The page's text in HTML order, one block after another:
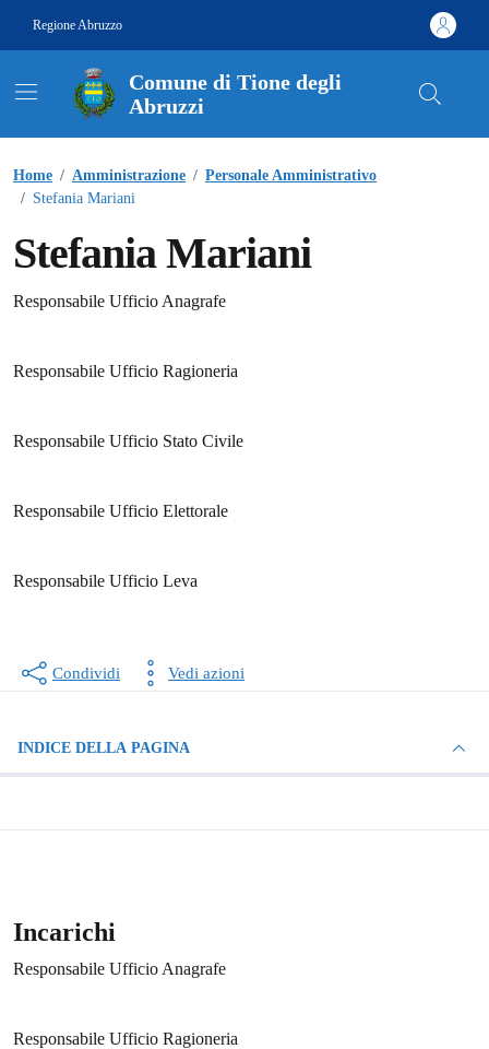
Regione Abruzzo
Comune di Tione degli
Abruzzi
Home / Amministrazione / Personale Amministrativo
/ Stefania Mariani
Stefania Mariani
Responsabile Ufficio Anagrafe
Responsabile Ufficio Ragioneria
Responsabile Ufficio Stato Civile
Responsabile Ufficio Elettorale
Responsabile Ufficio Leva
Condividi Vedi azioni
INDICE DELLA PAGINA
Incarichi
Responsabile Ufficio Anagrafe
Responsabile Ufficio Ragioneria